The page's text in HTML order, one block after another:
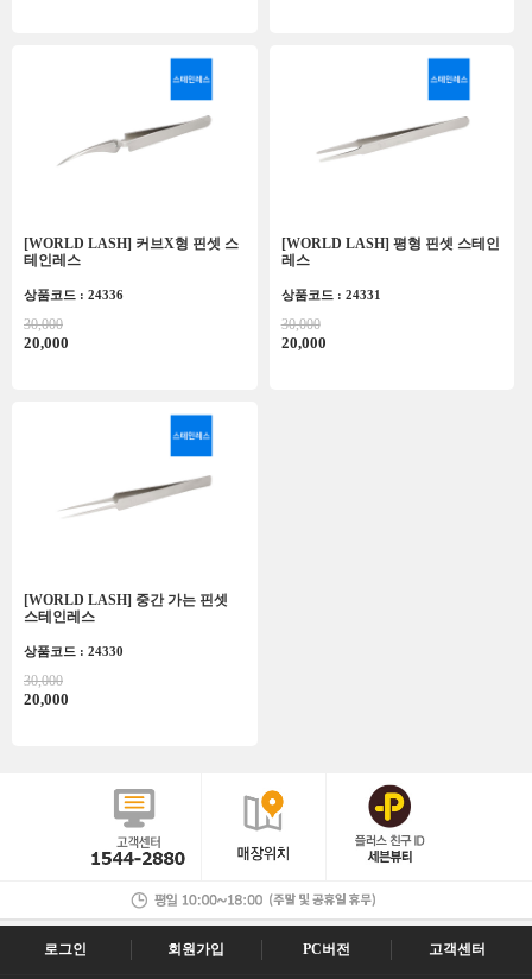
[WORLD LASH] 커브X형 핀셋 스
테인레스
상품코드 : 24336
30,000
20,000
[WORLD LASH] 평형 핀셋 스테인
레스
상품코드 : 24331
30,000
20,000
[WORLD LASH] 중간 가는 핀셋
스테인레스
상품코드 : 24330
30,000
20,000
로그인 회원가입 PC버전 고객센터